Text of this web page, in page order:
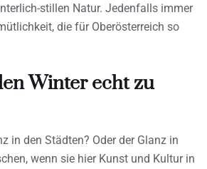
stillen Natur. Jedenfalls immer
die für Oberösterreich so
Winter echt zu
in den Städten? Oder der Glanz in
wenn sie hier Kunst und Kultur in